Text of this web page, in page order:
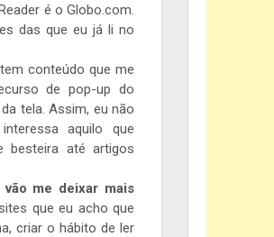
é o Globo.com.
das que eu já li no
conteúdo que me
de pop-up do
tela. Assim, eu não
aquilo que
besteira até artigos
me deixar mais
que eu acho que
criar o hábito de ler